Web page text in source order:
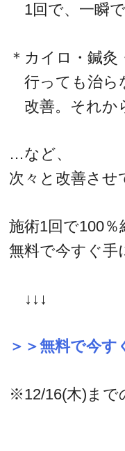
1回で、一瞬
＊カイロ・鍼灸
行っても治ら
改善。それか
…など、
次々と改善させ
施術1回で100
無料で今すぐ手
↓↓↓
＞＞無料で今す
※12/16(木)まで